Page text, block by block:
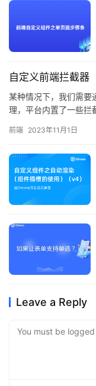
自定义前端拦截器
某种情况下，我们需要
理，平台内置了一些
/** * 重定向到登录页
@return 是否重定向
转路径 location.href =
} return true; } } 请求
要继承对应的拦截器，
前端 2023年11月1日
Leave a Reply
You must be